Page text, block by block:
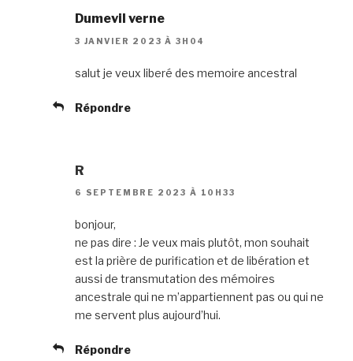
Dumevil verne
3 JANVIER 2023 À 3H04
salut je veux liberé des memoire ancestral
Répondre
R
6 SEPTEMBRE 2023 À 10H33
bonjour,
ne pas dire : Je veux mais plutôt, mon souhait
est la prière de purification et de libération et
aussi de transmutation des mémoires
ancestrale qui ne m’appartiennent pas ou qui ne
me servent plus aujourd’hui.
Répondre